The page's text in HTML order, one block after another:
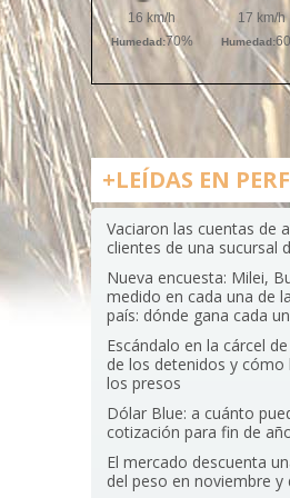
+LEÍDAS EN
Vaciaron las cuentas de
clientes de una sucursal
Nueva encuesta: Milei,
medido en cada una de
país: dónde gana cada
Escándalo en la cárcel
de los detenidos y cómo
los presos
Dólar Blue: a cuánto
cotización para fin de
El mercado descuenta
del peso en noviembre y